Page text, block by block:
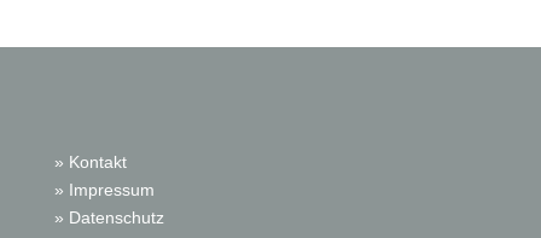
» Kontakt
» Impressum
» Datenschutz